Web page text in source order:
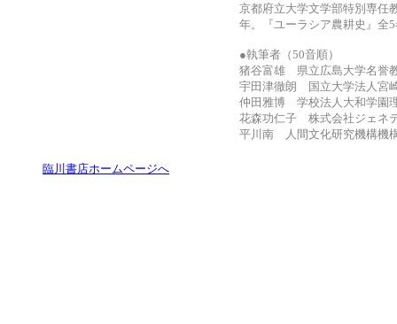
京都府立大学文学部特別専任
年。『ユーラシア農耕史』全
●執筆者（50音順）
猪谷富雄 県立広島大学名誉
宇田津徹朗 国立大学法人宮
仲田雅博 学校法人大和学園
花森功仁子 株式会社ジェネ
平川南 人間文化研究機構機
臨川書店ホームページへ